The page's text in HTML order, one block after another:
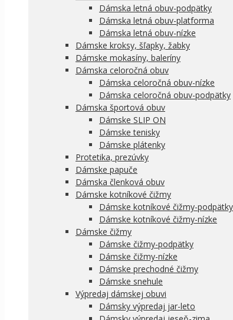
Dámska letná obuv-podpätky
Dámska letná obuv-platforma
Dámska letná obuv-nízke
Dámske kroksy, šľapky, žabky
Dámske mokasíny, baleríny
Dámska celoročná obuv
Dámska celoročná obuv-nízke
Dámska celoročná obuv-podpätky
Dámska športová obuv
Dámske SLIP ON
Dámske tenisky
Dámske plátenky
Protetika, prezúvky
Dámske papuče
Dámska členková obuv
Dámske kotníkové čižmy
Dámske kotníkové čižmy-podpätky
Dámske kotníkové čižmy-nízke
Dámske čižmy
Dámske čižmy-podpätky
Dámske čižmy-nízke
Dámske prechodné čižmy
Dámske snehule
Výpredaj dámskej obuvi
Dámsky výpredaj jar-leto